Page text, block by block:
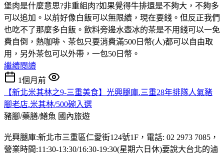
堡肉是什麼意思?非重組肉?如果覺得牛排還是不夠大，不夠多
可以追加。以前好像白飯可以無限續，現在要錢。但反正我們
也吃不了那麼多白飯。飲料旁邊水壺冰的茶是不用錢可以一免
費自倒，熱咖啡、茶包只要消費滿500日幣(人)都可以自由取
用，另外茶包可以外帶，一包50日幣。
繼續閱讀
1個月前
【新北米其林之9-三重美食】光興腿庫.三重28年排隊人氣豬
腳老店.米其林/500碗入選
豬腳/藥膳/鱔魚 國內旅遊
光興腿庫:新北市三重區仁愛街124號1F，電話: 02 2973 7085，
營業時間:11:30-13:30/16:30-19:30(星期六日休)要說大台北的滷